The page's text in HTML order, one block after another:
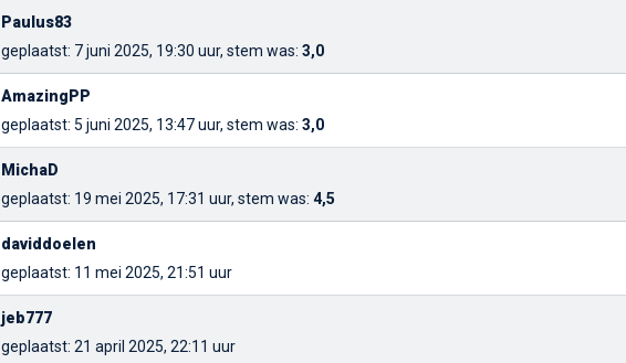
Paulus83
geplaatst: 7 juni 2025, 19:30 uur, stem was: 3,0
AmazingPP
geplaatst: 5 juni 2025, 13:47 uur, stem was: 3,0
MichaD
geplaatst: 19 mei 2025, 17:31 uur, stem was: 4,5
daviddoelen
geplaatst: 11 mei 2025, 21:51 uur
jeb777
geplaatst: 21 april 2025, 22:11 uur